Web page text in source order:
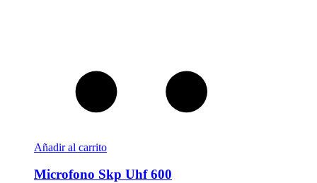
Añadir al carrito
Microfono Skp Uhf 600